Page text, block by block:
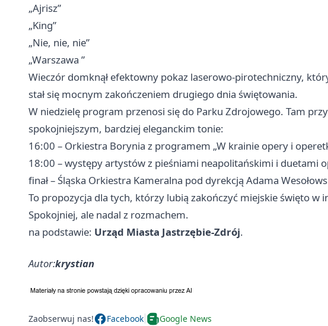
„Ajrisz”
„King”
„Nie, nie, nie”
„Warszawa ”
Wieczór domknął efektowny pokaz laserowo-pirotechniczny,
stał się mocnym zakończeniem drugiego dnia świętowania.
W niedzielę program przenosi się do Parku Zdrojowego. Tam
spokojniejszym, bardziej eleganckim tonie:
16:00 – Orkiestra Borynia z programem „W krainie opery i
18:00 – występy artystów z pieśniami neapolitańskimi i duetami
finał – Śląska Orkiestra Kameralna pod dyrekcją Adama
To propozycja dla tych, którzy lubią zakończyć miejskie święto
Spokojniej, ale nadal z rozmachem.
na podstawie: Urząd Miasta Jastrzębie-Zdrój.
Autor:krystian
Zaobserwuj nas! Facebook Google News